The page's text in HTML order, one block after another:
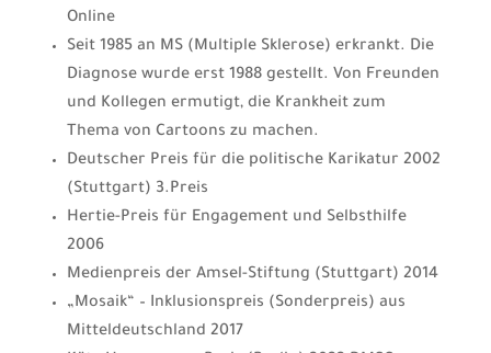
Online
Seit 1985 an MS (Multiple Sklerose) erkrankt. Die
Diagnose wurde erst 1988 gestellt. Von Freunden
und Kollegen ermutigt, die Krankheit zum
Thema von Cartoons zu machen.
Deutscher Preis für die politische Karikatur 2002
(Stuttgart) 3.Preis
Hertie-Preis für Engagement und Selbsthilfe
2006
Medienpreis der Amsel-Stiftung (Stuttgart) 2014
„Mosaik“ – Inklusionspreis (Sonderpreis) aus
Mitteldeutschland 2017